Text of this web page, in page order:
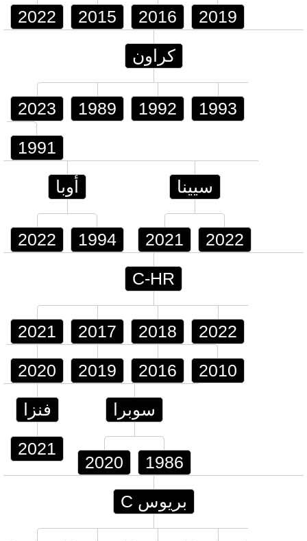
2022 2015 2016 2019
كراون
2023 1989 1992 1993
1991
أوبا
2022 1994
سيينا
2021 2022
C-HR
2021 2017 2018 2022
2020 2019 2016 2010
فنزا
2021
سوبرا
2020 1986
بريوس C